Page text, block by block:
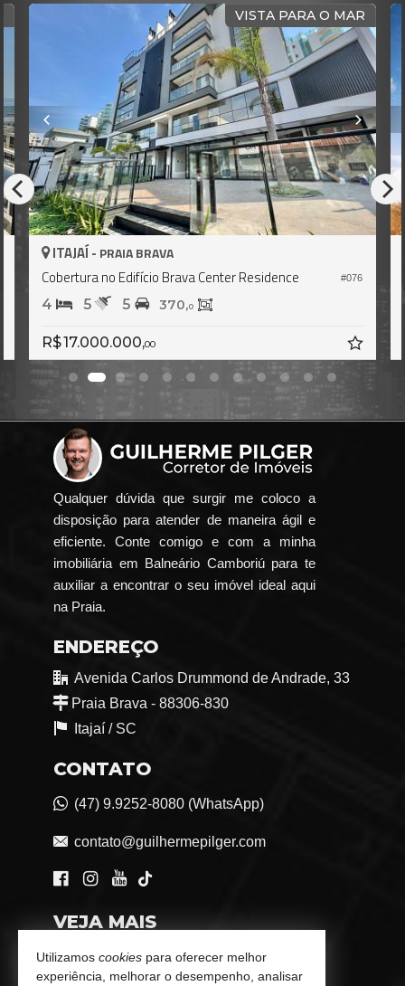
ENTREGUE EM 2021
#703
ITAJAÍ -PRAIA BRAVA
Cobertura no Edifício Privilége Brava
4 5 3 316,7
R$ 5.038.653,80
Qualquer dúvida que surgir me coloco a
disposição para atender de maneira ágil e
eficiente. Conte comigo e com a minha
imobiliária em Balneário Camboriú para te
auxiliar a encontrar o seu imóvel ideal aqui
na Praia.
ENDEREÇO
Avenida Carlos Drummond de Andrade, 33
Praia Brava - 88306-830
Itajaí / SC
CONTATO
(47) 9.9252-8080 (WhatsApp)
contato@guilhermepilger.com
VEJA MAIS
Consultoria Imobiliária Personalizada
Utilizamos cookies para oferecer melhor
experiência, melhorar o desempenho, analisar